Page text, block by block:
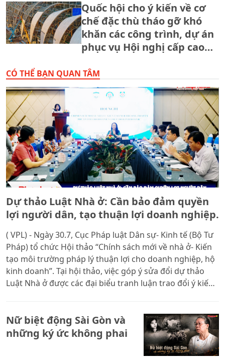
Quốc hội cho ý kiến về cơ
chế đặc thù tháo gỡ khó
khăn các công trình, dự án
phục vụ Hội nghị cấp cao
CÓ THỂ BẠN QUAN TÂM
Dự thảo Luật Nhà ở: Cần bảo đảm quyền
lợi người dân, tạo thuận lợi doanh nghiệp.
( VPL) - Ngày 30.7, Cục Pháp luật Dân sự- Kinh tế (Bộ Tư
Pháp) tổ chức Hội thảo “Chính sách mới về nhà ở- Kiến
tạo môi trường pháp lý thuận lợi cho doanh nghiệp, hộ
kinh doanh”. Tại hội thảo, việc góp ý sửa đổi dự thảo
Luật Nhà ở được các đại biểu tranh luận trao đổi ý kiến
Nữ biệt động Sài Gòn và
những ký ức không phai